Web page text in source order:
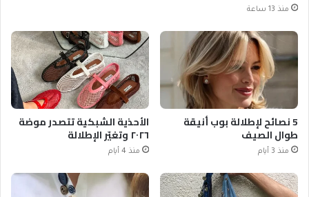
منذ 13 ساعة
5 نصائح لإطلالة بوب أنيقة
طوال الصيف
منذ 3 أيام
الأحذية الشبكية تتصدر موضة
٢٠٢٦ وتغيّر الإطلالة
منذ 4 أيام